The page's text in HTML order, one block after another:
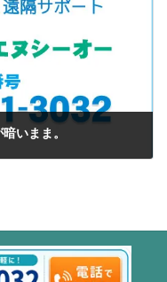
いまま。
ー